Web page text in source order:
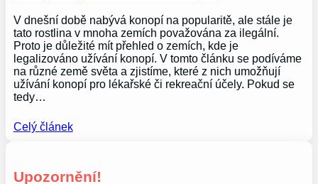
V dnešní době nabývá konopí na popularitě, ale stále je
tato rostlina v mnoha zemích považována za ilegální.
Proto je důležité mít přehled o zemích, kde je
legalizováno užívání konopí. V tomto článku se podíváme
na různé země světa a zjistíme, které z nich umožňují
užívání konopí pro lékařské či rekreační účely. Pokud se
tedy…
Celý článek
Upozornění!